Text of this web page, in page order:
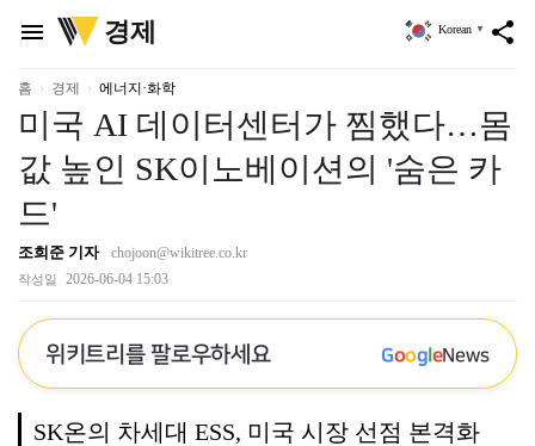
menu
위
키
리
경제 share
Korean ▼
홈 경제 에너지·화학
미국 AI 데이터센터가 찜했다…몸
값 높인 SK이노베이션의 '숨은 카
드'
조희준 기자 chojoon@wikitree.co.kr
작성일 2026-06-04 15:03
위키트리를 팔로우하세요 GoogleNews
SK온의 차세대 ESS, 미국 시장 선점 본격화